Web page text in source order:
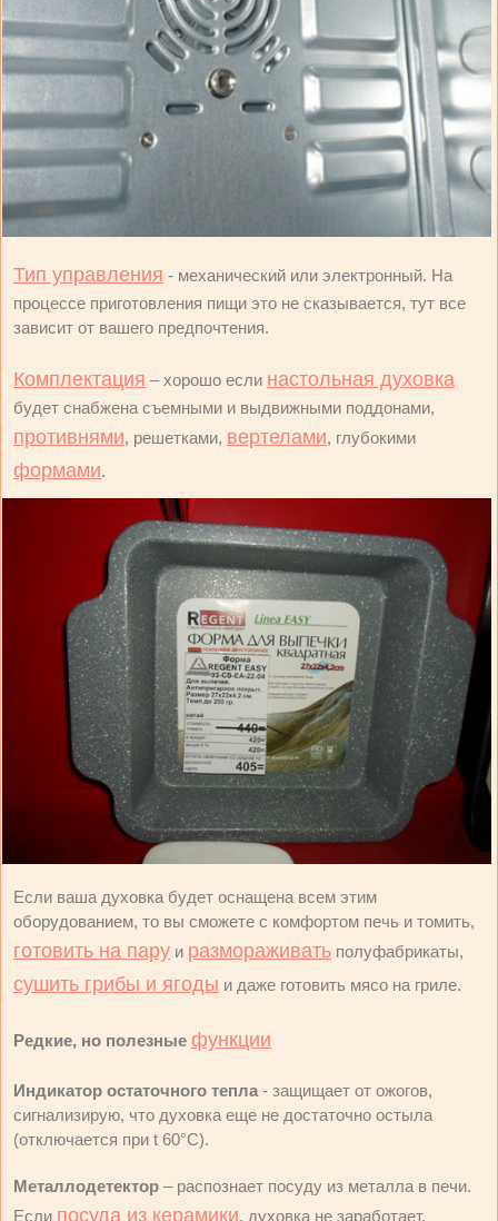
Тип управления - механический или электронный. На
процессе приготовления пищи это не сказывается, тут все
зависит от вашего предпочтения.
Комплектация – хорошо если настольная духовка
будет снабжена съемными и выдвижными поддонами,
противнями, решетками, вертелами, глубокими
формами.
Если ваша духовка будет оснащена всем этим
оборудованием, то вы сможете с комфортом печь и томить,
готовить на пару и размораживать полуфабрикаты,
сушить грибы и ягоды и даже готовить мясо на гриле.
Редкие, но полезные функции
Индикатор остаточного тепла - защищает от ожогов,
сигнализирую, что духовка еще не достаточно остыла
(отключается при t 60°C).
Металлодетектор – распознает посуду из металла в печи.
Если посуда из керамики, духовка не заработает.